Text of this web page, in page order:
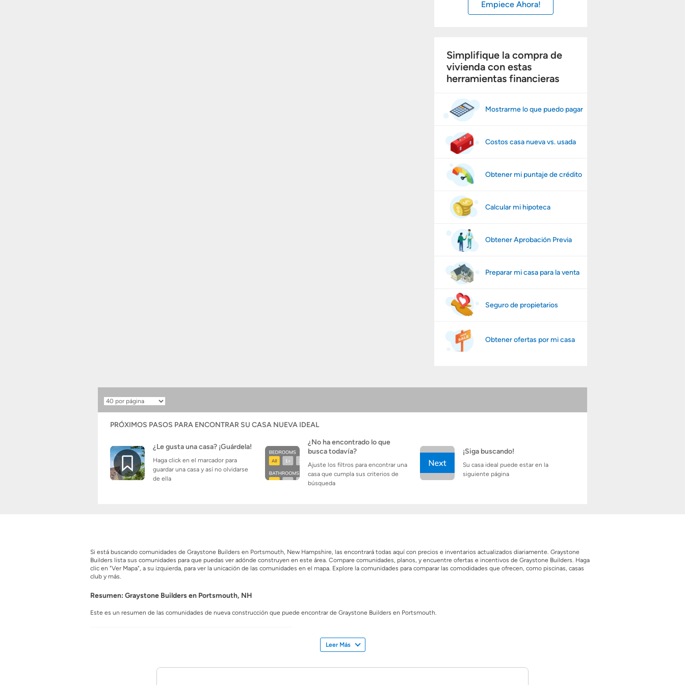
Empiece Ahora!
Simplifique la compra de
vivienda con estas
herramientas financieras
Mostrarme lo que puedo pagar
Costos casa nueva vs. usada
Obtener mi puntaje de crédito
Calcular mi hipoteca
Obtener Aprobación Previa
Preparar mi casa para la venta
Seguro de propietarios
Obtener ofertas por mi casa
Resultados
por
página
PRÓXIMOS PASOS PARA ENCONTRAR SU CASA NUEVA IDEAL
¿Le gusta una casa? ¡Guárdela!
Haga click en el marcador para
guardar una casa y así no olvidarse
de ella
¿No ha encontrado lo que
busca todavía?
Ajuste los filtros para encontrar una
casa que cumpla sus criterios de
búsqueda
¡Siga buscando!
Su casa ideal puede estar en la
siguiente página
Si está buscando comunidades de Graystone Builders en Portsmouth, New Hampshire, las encontrará todas aquí con precios e inventarios actualizados diariamente. Graystone
Builders lista sus comunidades para que puedas ver adónde construyen en este área. Compare comunidades, planos, y encuentre ofertas e incentivos de Graystone Builders. Haga
clic en "Ver Mapa", a su izquierda, para ver la unicación de las comunidades en el mapa. Explore la comunidades para comparar las comodidades que ofrecen, como piscinas, casas
club y más.
Resumen: Graystone Builders en Portsmouth, NH
Este es un resumen de las comunidades de nueva construcción que puede encontrar de Graystone Builders en Portsmouth.
Leer Más